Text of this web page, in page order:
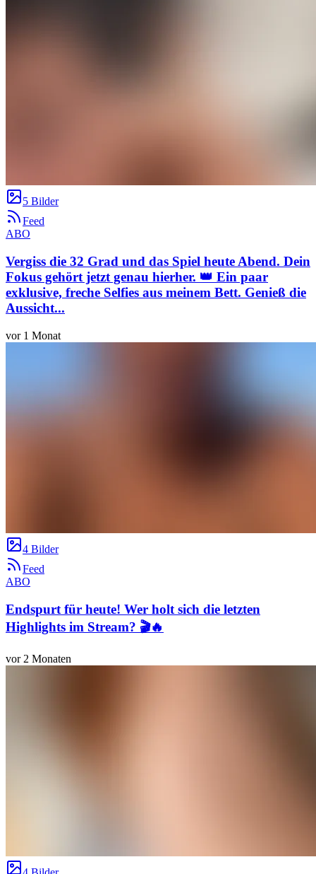
5 Bilder
Feed
ABO
Vergiss die 32 Grad und das Spiel heute Abend. Dein
Fokus gehört jetzt genau hierher. 👑 Ein paar
exklusive, freche Selfies aus meinem Bett. Genieß die
Aussicht...
vor 1 Monat
4 Bilder
Feed
ABO
Endspurt für heute! Wer holt sich die letzten
Highlights im Stream? 🎬🔥
vor 2 Monaten